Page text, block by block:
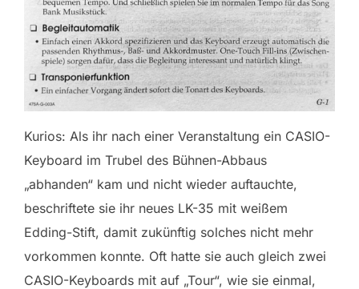
Kurios: Als ihr nach einer Veranstaltung ein CASIO-
Keyboard im Trubel des Bühnen-Abbaus
„abhanden“ kam und nicht wieder auftauchte,
beschriftete sie ihr neues LK-35 mit weißem
Edding-Stift, damit zukünftig solches nicht mehr
vorkommen konnte. Oft hatte sie auch gleich zwei
CASIO-Keyboards mit auf „Tour“, wie sie einmal,